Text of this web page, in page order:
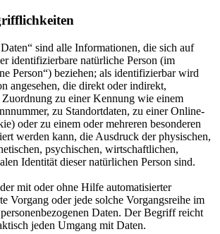
Daten“ sind alle Informationen, die sich auf
identifizierbare natürliche Person (im
Person“) beziehen; als identifizierbar wird
angesehen, die direkt oder indirekt,
Zuordnung zu einer Kennung wie einem
zu Standortdaten, zu einer Online-
oder zu einem oder mehreren besonderen
werden kann, die Ausdruck der physischen,
psychischen, wirtschaftlichen,
Identität dieser natürlichen Person sind.
mit oder ohne Hilfe automatisierter
Vorgang oder jede solche Vorgangsreihe im
Daten. Der Begriff reicht
jeden Umgang mit Daten.